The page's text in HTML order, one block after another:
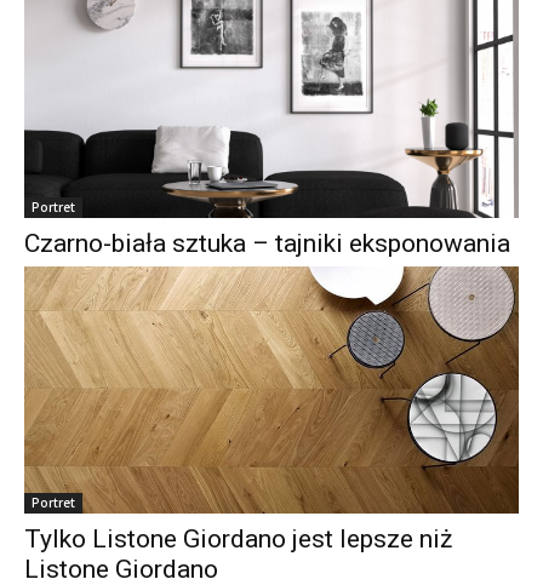
Portret
Czarno-biała sztuka – tajniki eksponowania
Portret
Tylko Listone Giordano jest lepsze niż
Listone Giordano